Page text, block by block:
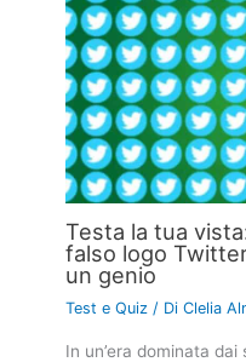
Testa la tua
falso logo
un genio
Test e Quiz / DiClelia
In un’era dominata